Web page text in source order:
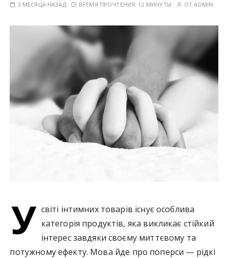
3 МЕСЯЦА НАЗАД ВРЕМЯ ПРОЧТЕНИЯ: 12 МИНУТЫ ОТADMIN
У світі інтимних товарів існує особлива
категорія продуктів, яка викликає стійкий
інтерес завдяки своєму миттєвому та
потужному ефекту. Мова йде про поперси — рідкі